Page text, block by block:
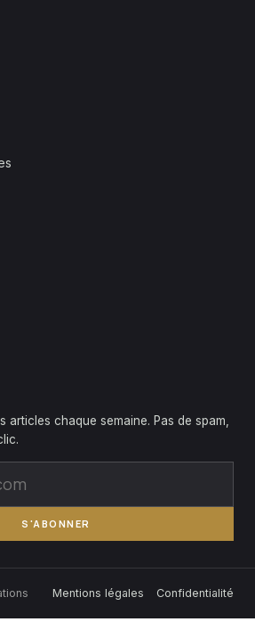
articles chaque semaine. Pas de spam,
S'ABONNER
Mentions légales Confidentialité